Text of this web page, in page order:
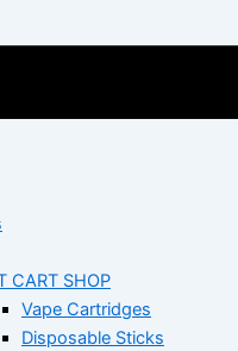
CART SHOP
Vape Cartridges
Disposable Sticks